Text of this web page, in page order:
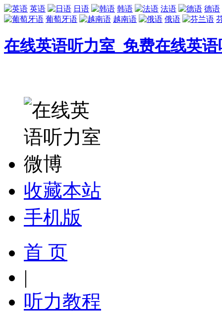
英语 日语 韩语 法语
德语
葡萄牙语
越南语 俄语
在线英语听力室_免费在线英
收藏本站
手机版
首 页
|
听力教程